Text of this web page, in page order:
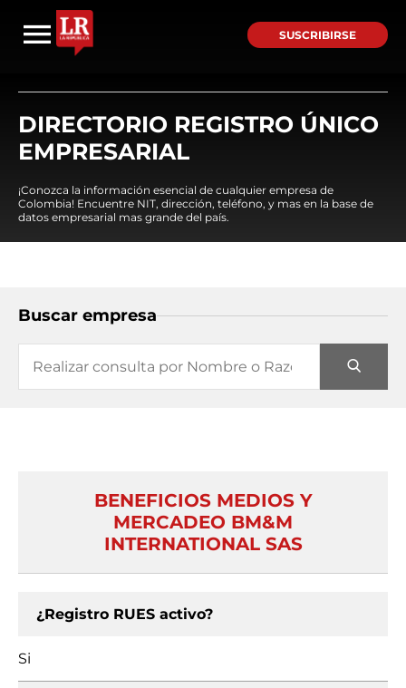
SUSCRIBIRSE
DIRECTORIO REGISTRO ÚNICO
EMPRESARIAL
¡Conozca la información esencial de cualquier empresa de
Colombia! Encuentre NIT, dirección, teléfono, y mas en la base de
datos empresarial mas grande del país.
Buscar empresa
BENEFICIOS MEDIOS Y
MERCADEO BM&M
INTERNATIONAL SAS
¿Registro RUES activo?
Si